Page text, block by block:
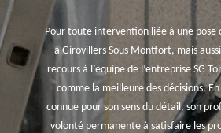
Pour toute intervention liée à une pose
à Girovillers Sous Montfort, mais
recours à l’équipe de l’entreprise SG
comme la meilleure des décisions.
connue pour son sens du détail, son
volonté permanente à satisfaire les